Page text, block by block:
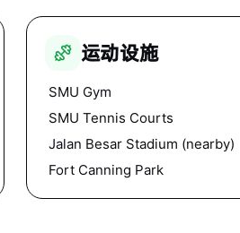
运动设施
SMU Gym
SMU Tennis Courts
Jalan Besar Stadium (nearby)
Fort Canning Park